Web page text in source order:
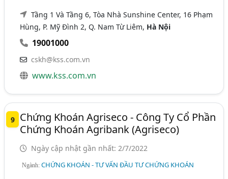
Tầng 1 Và Tầng 6, Tòa Nhà Sunshine Center, 16 Phạm
Hùng, P. Mỹ Đình 2, Q. Nam Từ Liêm, Hà Nội
19001000
cskh@kss.com.vn
www.kss.com.vn
9
Chứng Khoán Agriseco - Công Ty Cổ Phần
Chứng Khoán Agribank (Agriseco)
Ngày cập nhật gần nhất: 2/7/2022
Ngành:CHỨNG KHOÁN - TƯ VẤN ĐẦU TƯ CHỨNG KHOÁN